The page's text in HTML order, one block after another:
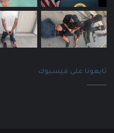
تابعونا على فيسبوك